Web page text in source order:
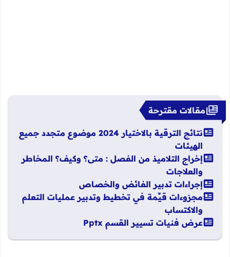
مقالات مقترحة
نتائج الترقية بالاختيار 2024 موضوع متجدد جميع
الهيئات
إخراج التلاميذ من الفصل : متى؟ وكيف؟ المخاطر
والعلاجات
إجراءات تدبير الفائض والخصاص
مجزوءات قيِّمة في تخطيط وتدبير عمليات التعلم
والاكتساب
عرض فنيات تسيير القسم Pptx